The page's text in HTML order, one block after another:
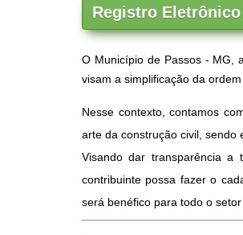
Registro
O Município de Passos - MG,
visam a simplificação da
Nesse contexto, contamos
arte da construção civil, sendo
Visando dar transparência a
contribuinte possa fazer o
será benéfico para todo o